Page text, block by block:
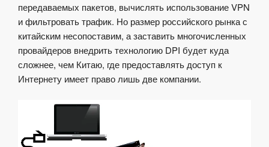
передаваемых пакетов, вычислять использование VPN
и фильтровать трафик. Но размер российского рынка с
китайским несопоставим, а заставить многочисленных
провайдеров внедрить технологию DPI будет куда
сложнее, чем Китаю, где предоставлять доступ к
Интернету имеет право лишь две компании.